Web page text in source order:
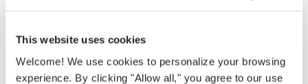
This website uses cookies
Welcome! We use cookies to personalize your browsing
experience. By clicking "Allow all," you agree to our use